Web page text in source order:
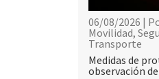
06/08/2026 |
Movilidad,
Transporte
Medidas de
observación